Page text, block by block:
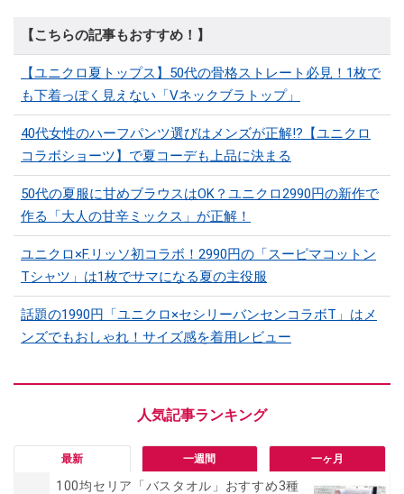
【こちらの記事もおすすめ！】
【ユニクロ夏トップス】50代の骨格ストレート必見！1枚で
も下着っぽく見えない「Vネックブラトップ」
40代女性のハーフパンツ選びはメンズが正解!?【ユニクロ
コラボショーツ】で夏コーデも上品に決まる
50代の夏服に甘めブラウスはOK？ユニクロ2990円の新作で
作る「大人の甘辛ミックス」が正解！
ユニクロ×F.リッソ初コラボ！2990円の「スーピマコットン
Tシャツ」は1枚でサマになる夏の主役服
話題の1990円「ユニクロ×セシリーバンセンコラボT」はメ
ンズでもおしゃれ！サイズ感を着用レビュー
最新 一週間 一ヶ月
100均セリア「バスタオル」おすすめ3種